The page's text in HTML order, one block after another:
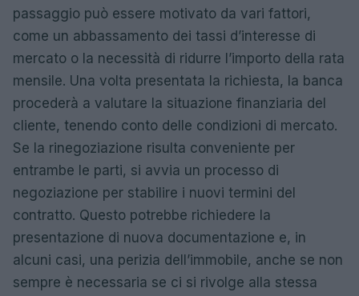
passaggio può essere motivato da vari fattori,
come un abbassamento dei tassi d’interesse di
mercato o la necessità di ridurre l’importo della rata
mensile. Una volta presentata la richiesta, la banca
procederà a valutare la situazione finanziaria del
cliente, tenendo conto delle condizioni di mercato.
Se la rinegoziazione risulta conveniente per
entrambe le parti, si avvia un processo di
negoziazione per stabilire i nuovi termini del
contratto. Questo potrebbe richiedere la
presentazione di nuova documentazione e, in
alcuni casi, una perizia dell’immobile, anche se non
sempre è necessaria se ci si rivolge alla stessa